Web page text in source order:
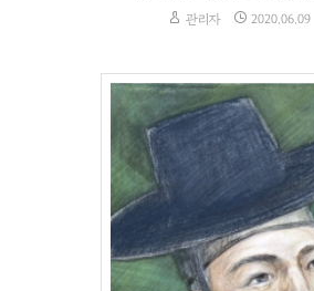
관리자 2020.06.09
고성대 베드로 (
관리자 2020.06.09